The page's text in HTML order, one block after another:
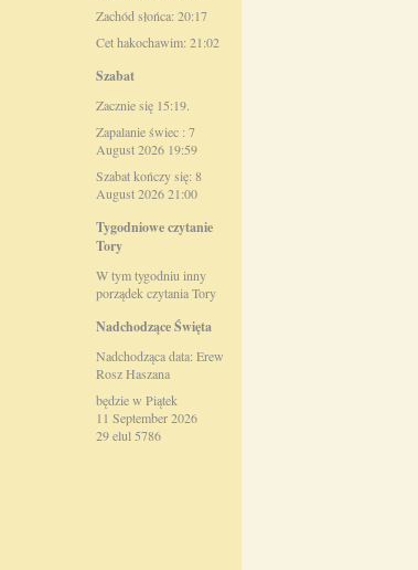
Zachód słońca: 20:17
Cet hakochawim: 21:02
Szabat
Zacznie się 15:19.
Zapalanie świec : 7
August 2026 19:59
Szabat kończy się: 8
August 2026 21:00
Tygodniowe czytanie
Tory
W tym tygodniu inny
porządek czytania Tory
Nadchodzące Święta
Nadchodząca data: Erew
Rosz Haszana
będzie w Piątek
11 September 2026
29 elul 5786